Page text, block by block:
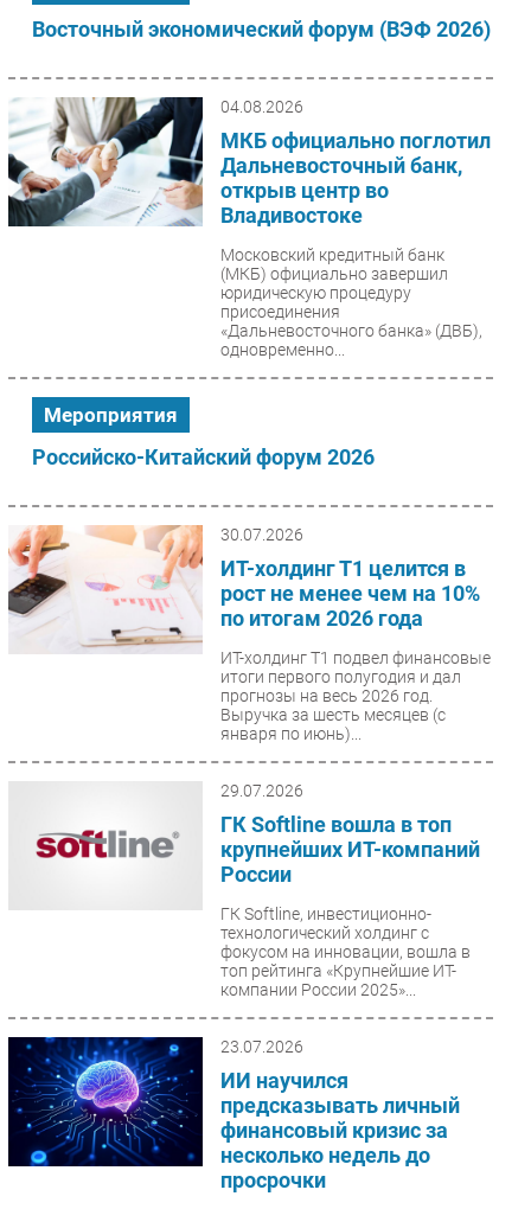
Маркетинг
Оборудование
ПО
Outsourcing
Кадры
Регулирование
CIO/Управление ИТ
Гаджеты
Здоровье
РАЗДЕЛЫ
Новости
Аналитика
Интервью
Тестовый стенд
Восточный экономический форум (ВЭФ 2026)
04.08.2026
МКБ официально поглотил
Дальневосточный банк,
открыв центр во
Владивостоке
Московский кредитный банк
(МКБ) официально завершил
юридическую процедуру
присоединения
«Дальневосточного банка» (ДВБ),
одновременно...
Мероприятия
Российско-Китайский форум 2026
30.07.2026
ИТ-холдинг Т1 целится в
рост не менее чем на 10%
по итогам 2026 года
ИТ-холдинг Т1 подвел финансовые
итоги первого полугодия и дал
прогнозы на весь 2026 год.
Выручка за шесть месяцев (с
января по июнь)...
29.07.2026
ГК Softline вошла в топ
крупнейших ИТ-компаний
России
ГК Softline, инвестиционно-
технологический холдинг с
фокусом на инновации, вошла в
топ рейтинга «Крупнейшие ИТ-
компании России 2025»...
23.07.2026
ИИ научился
предсказывать личный
финансовый кризис за
несколько недель до
просрочки